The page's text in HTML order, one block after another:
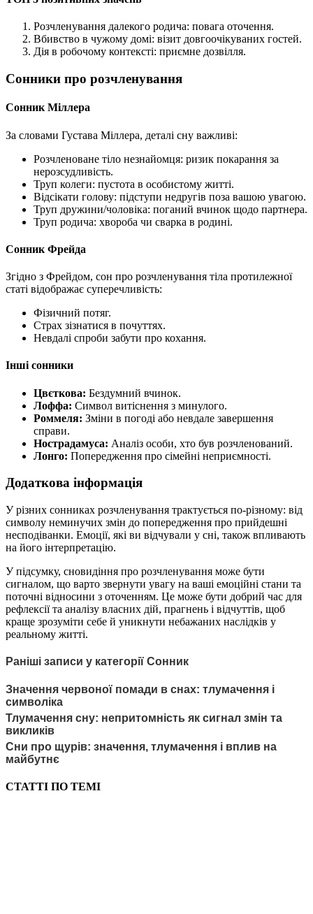
Розчленування далекого родича: повага оточення.
Вбивство в чужому домі: візит довгоочікуваних гостей.
Дія в робочому контексті: приємне дозвілля.
Сонники про розчленування
Сонник Міллера
За словами Густава Міллера, деталі сну важливі:
Розчленоване тіло незнайомця: ризик покарання за
нерозсудливість.
Труп колеги: пустота в особистому житті.
Відсікати голову: підступи недругів поза вашою увагою.
Труп дружини/чоловіка: поганий вчинок щодо партнера.
Труп родича: хвороба чи сварка в родині.
Сонник Фрейда
Згідно з Фрейдом, сон про розчленування тіла протилежної
статі відображає суперечливість:
Фізичний потяг.
Страх зізнатися в почуттях.
Невдалі спроби забути про кохання.
Інші сонники
Цвєткова: Бездумний вчинок.
Лоффа: Символ витіснення з минулого.
Роммеля: Зміни в погоді або невдале завершення
справи.
Нострадамуса: Аналіз особи, хто був розчленований.
Лонго: Попередження про сімейні неприємності.
Додаткова інформація
У різних сонниках розчленування трактується по-різному: від
символу неминучих змін до попередження про прийдешні
несподіванки. Емоції, які ви відчували у сні, також впливають
на його інтерпретацію.
У підсумку, сновидіння про розчленування може бути
сигналом, що варто звернути увагу на ваші емоційні стани та
поточні відносини з оточенням. Це може бути добрий час для
рефлексії та аналізу власних дій, прагнень і відчуттів, щоб
краще зрозуміти себе й уникнути небажаних наслідків у
реальному житті.
Раніші записи у категорії Сонник
Значення червоної помади в снах: тлумачення і
символіка
Тлумачення сну: непритомність як сигнал змін та
викликів
Сни про щурів: значення, тлумачення і вплив на
майбутнє
СТАТТІ ПО ТЕМІ